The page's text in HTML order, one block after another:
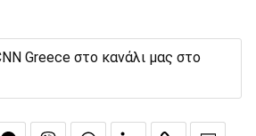
Greece στο κανάλι μας στο